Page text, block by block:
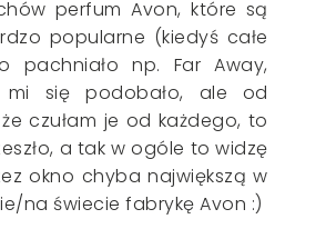
perfum Avon, które są
popularne (kiedyś całe
pachniało np. Far Away,
mi się podobało, ale od
czułam je od każdego, to
a tak w ogóle to widzę
okno chyba największą w
na świecie fabrykę Avon :)